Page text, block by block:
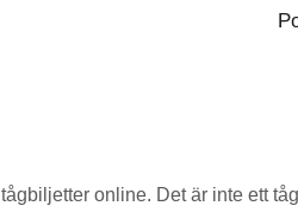
online. Det är inte ett